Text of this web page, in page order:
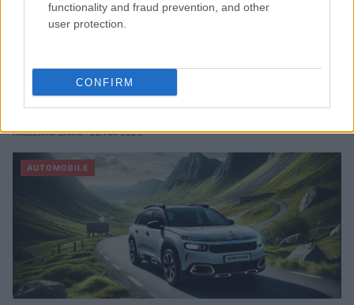
functionality and fraud prevention, and other
user protection.
CONFIRM
Sécurité Des Véhicules: 4 Caractéristiques Que Chaque
Propriétaire De Voiture Devrait Entretenir
Redazione Online · 28 Fév 2025
AUTOMOBILE